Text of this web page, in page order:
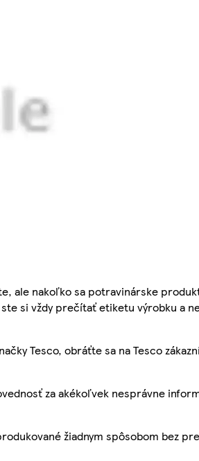
ale nakoľko sa potravinárske
si vždy prečítať etiketu výrobku a
Tesco, obráťte sa na Tesco
za akékoľvek nesprávne
žiadnym spôsobom bez